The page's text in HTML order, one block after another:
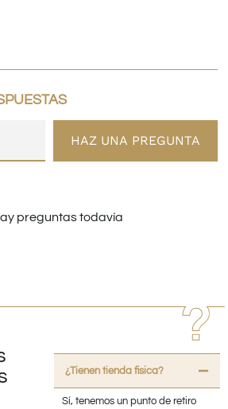
HAZ UNA PREGUNTA
preguntas todavía
¿Tienen tienda fisica?
Sí, tenemos un punto de retiro